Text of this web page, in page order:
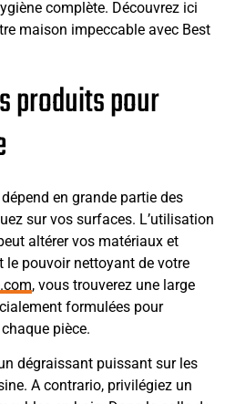
complète. Découvrez ici
maison impeccable avec Best
produits pour
en grande partie des
sur vos surfaces. L’utilisation
altérer vos matériaux et
le pouvoir nettoyant de votre
, vous trouverez une large
formulées pour
pièce.
dégraissant puissant sur les
A contrario, privilégiez un